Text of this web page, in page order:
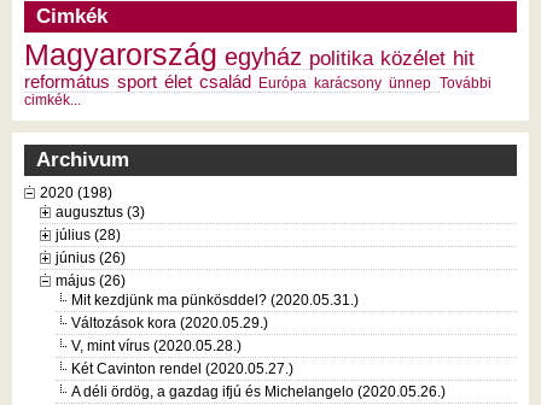
Cimkék
Magyarország egyház politika közélet hit
református sport élet család Európa karácsony ünnep További
cimkék...
Archivum
2020 (198)
augusztus (3)
július (28)
június (26)
május (26)
Mit kezdjünk ma pünkösddel? (2020.05.31.)
Változások kora (2020.05.29.)
V, mint vírus (2020.05.28.)
Két Cavinton rendel (2020.05.27.)
A déli ördög, a gazdag ifjú és Michelangelo (2020.05.26.)